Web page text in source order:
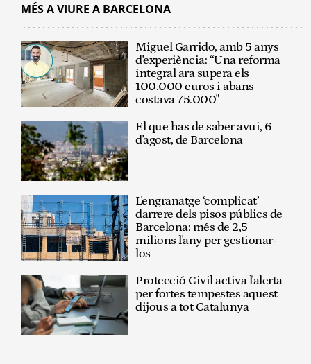
MÉS A VIURE A BARCELONA
Miguel Garrido, amb 5 anys
d'experiència: “Una reforma
integral ara supera els
100.000 euros i abans
costava 75.000"
El que has de saber avui, 6
d'agost, de Barcelona
L'engranatge ‘complicat’
darrere dels pisos públics de
Barcelona: més de 2,5
milions l'any per gestionar-
los
Protecció Civil activa l'alerta
per fortes tempestes aquest
dijous a tot Catalunya